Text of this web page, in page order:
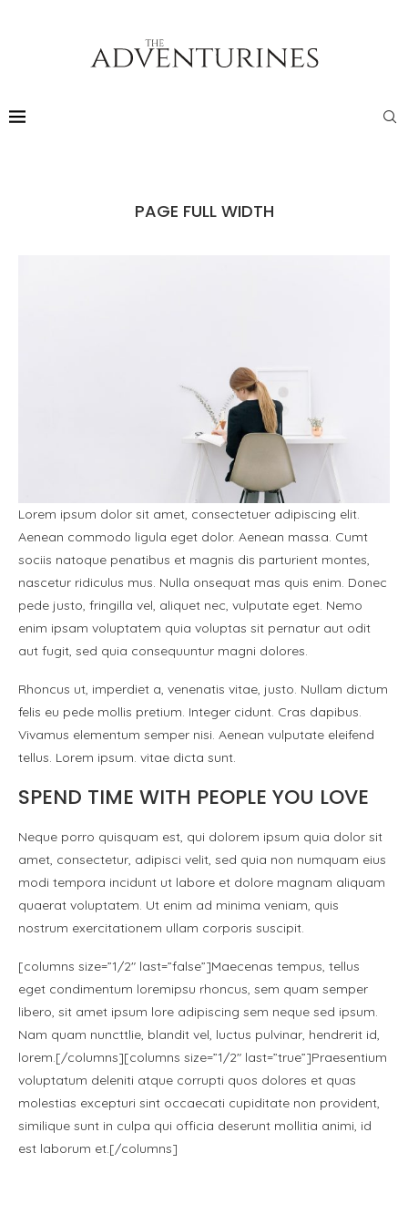
PAGE FULL WIDTH
Lorem ipsum dolor sit amet, consectetuer adipiscing elit.
Aenean commodo ligula eget dolor. Aenean massa. Cumt
sociis natoque penatibus et magnis dis parturient montes,
nascetur ridiculus mus. Nulla onsequat mas quis enim. Donec
pede justo, fringilla vel, aliquet nec, vulputate eget. Nemo
enim ipsam voluptatem quia voluptas sit pernatur aut odit
aut fugit, sed quia consequuntur magni dolores.
Rhoncus ut, imperdiet a, venenatis vitae, justo. Nullam dictum
felis eu pede mollis pretium. Integer cidunt. Cras dapibus.
Vivamus elementum semper nisi. Aenean vulputate eleifend
tellus. Lorem ipsum. vitae dicta sunt.
SPEND TIME WITH PEOPLE YOU LOVE
Neque porro quisquam est, qui dolorem ipsum quia dolor sit
amet, consectetur, adipisci velit, sed quia non numquam eius
modi tempora incidunt ut labore et dolore magnam aliquam
quaerat voluptatem. Ut enim ad minima veniam, quis
nostrum exercitationem ullam corporis suscipit.
[columns size=”1/2″ last=”false”]Maecenas tempus, tellus
eget condimentum loremipsu rhoncus, sem quam semper
libero, sit amet ipsum lore adipiscing sem neque sed ipsum.
Nam quam nuncttlie, blandit vel, luctus pulvinar, hendrerit id,
lorem.[/columns][columns size=”1/2″ last=”true”]Praesentium
voluptatum deleniti atque corrupti quos dolores et quas
molestias excepturi sint occaecati cupiditate non provident,
similique sunt in culpa qui officia deserunt mollitia animi, id
est laborum et.[/columns]